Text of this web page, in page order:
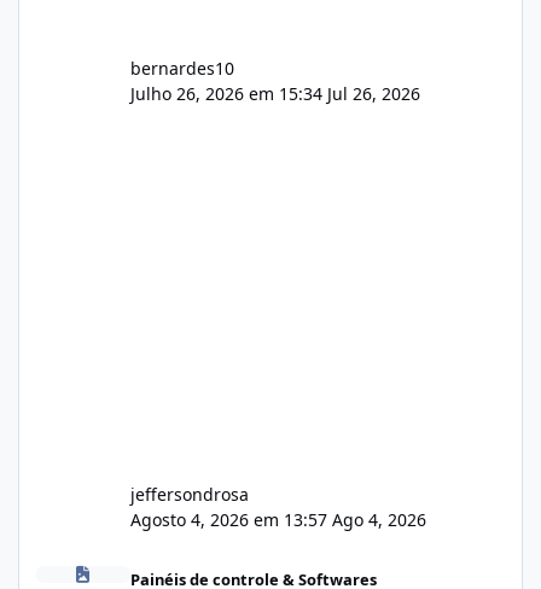
bernardes10
Julho 26, 2026 em 15:34 Jul 26, 2026
jeffersondrosa
Agosto 4, 2026 em 13:57 Ago 4, 2026
Dividir Lagom para 5 Dominios
Painéis de controle & Softwares